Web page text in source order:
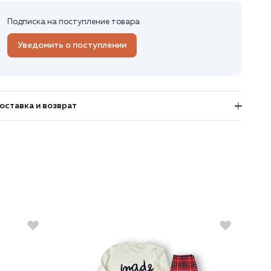
Подписка на поступление товара
Уведомить о поступлении
и возврат